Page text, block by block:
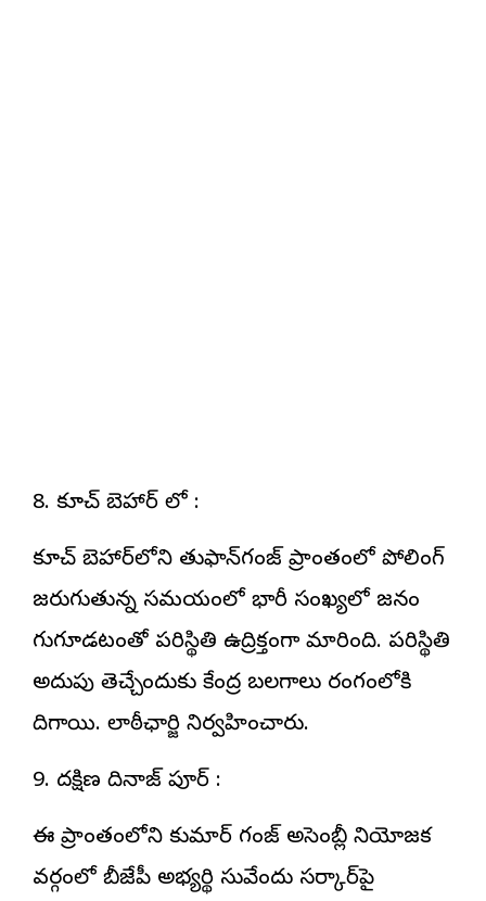
8. కూచ్ బెహార్ లో :
కూచ్ బెహార్‌లోని తుఫాన్‌గంజ్ ప్రాంతంలో పోలింగ్
జరుగుతున్న సమయంలో భారీ సంఖ్యలో జనం
గుమిగూడటంతో పరిస్థితి ఉద్రిక్తంగా మారింది. పరిస్థితి
అదుపు తెచ్చేందుకు కేంద్ర బలగాలు రంగంలోకి
దిగాయి. లాఠీఛార్జి నిర్వహించారు.
9. దక్షిణ దినాజ్ పూర్ :
ఈ ప్రాంతంలోని కుమార్ గంజ్ అసెంబ్లీ నియోజక
వర్గంలో బీజేపీ అభ్యర్థి సువేందు సర్కార్‌పై